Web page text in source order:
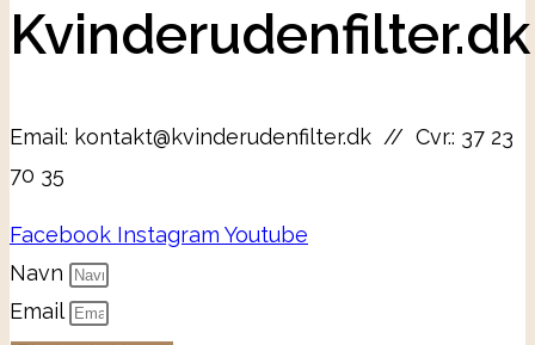
Kvinderudenfilter.dk
Email: kontakt@kvinderudenfilter.dk // Cvr.: 37 23
70 35
Facebook Instagram Youtube
Navn
Email